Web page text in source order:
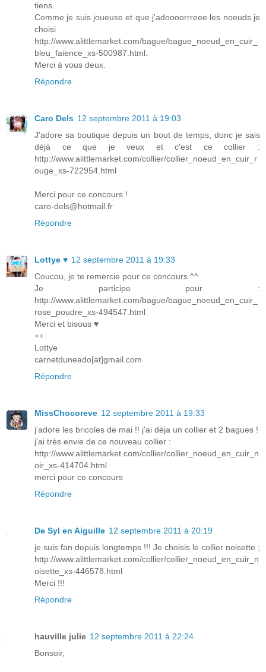
tiens.
Comme je suis joueuse et que j'adoooorrreee les noeuds je
choisi
http://www.alittlemarket.com/bague/bague_noeud_en_cuir_
bleu_faience_xs-500987.html.
Merci à vous deux.
Répondre
Caro Dels 12 septembre 2011 à 19:03
J'adore sa boutique depuis un bout de temps, donc je sais
déjà ce que je veux et c'est ce collier :
http://www.alittlemarket.com/collier/collier_noeud_en_cuir_r
ouge_xs-722954.html
Merci pour ce concours !
caro-dels@hotmail.fr
Répondre
Lottye ♥ 12 septembre 2011 à 19:33
Coucou, je te remercie pour ce concours ^^
Je participe pour :
http://www.alittlemarket.com/bague/bague_noeud_en_cuir_
rose_poudre_xs-494547.html
Merci et bisous ♥
++
Lottye
carnetduneado[at]gmail.com
Répondre
MissChocoreve 12 septembre 2011 à 19:33
j'adore les bricoles de mai !! j'ai déja un collier et 2 bagues !
j'ai très envie de ce nouveau collier :
http://www.alittlemarket.com/collier/collier_noeud_en_cuir_n
oir_xs-414704.html
merci pour ce concours
Répondre
De Syl en Aiguille 12 septembre 2011 à 20:19
je suis fan depuis longtemps !!! Je choisis le collier noisette ;
http://www.alittlemarket.com/collier/collier_noeud_en_cuir_n
oisette_xs-446578.html
Merci !!!
Répondre
hauville julie 12 septembre 2011 à 22:24
Bonsoir,